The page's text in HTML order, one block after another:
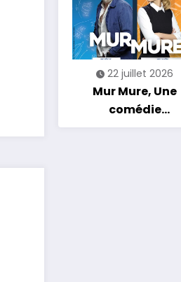
22 juillet 2026
Mur Mure, Une
comédie
romantique en